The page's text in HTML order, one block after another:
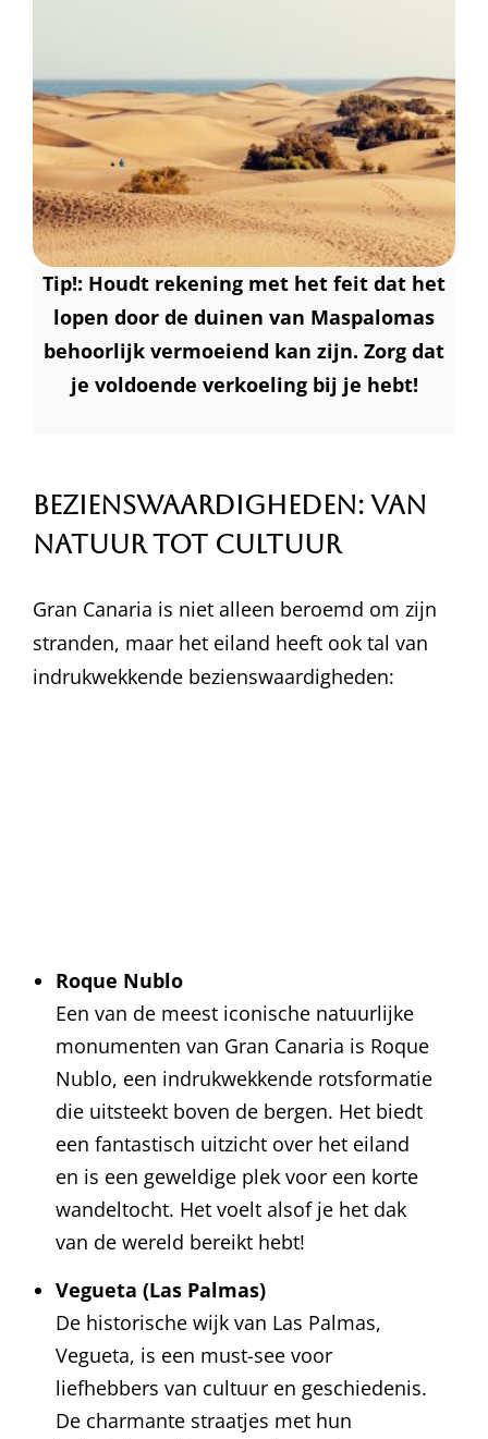
Tip!: Houdt rekening met het feit dat het
lopen door de duinen van Maspalomas
behoorlijk vermoeiend kan zijn. Zorg dat
je voldoende verkoeling bij je hebt!
Bezienswaardigheden: Van
Natuur tot Cultuur
Gran Canaria is niet alleen beroemd om zijn
stranden, maar het eiland heeft ook tal van
indrukwekkende bezienswaardigheden:
Roque Nublo
Een van de meest iconische natuurlijke
monumenten van Gran Canaria is Roque
Nublo, een indrukwekkende rotsformatie
die uitsteekt boven de bergen. Het biedt
een fantastisch uitzicht over het eiland
en is een geweldige plek voor een korte
wandeltocht. Het voelt alsof je het dak
van de wereld bereikt hebt!
Vegueta (Las Palmas)
De historische wijk van Las Palmas,
Vegueta, is een must-see voor
liefhebbers van cultuur en geschiedenis.
De charmante straatjes met hun